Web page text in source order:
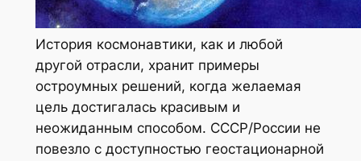
История космонавтики, как и любой
другой отрасли, хранит примеры
остроумных решений, когда желаемая
цель достигалась красивым и
неожиданным способом. СССР/России не
повезло с доступностью геостационарной